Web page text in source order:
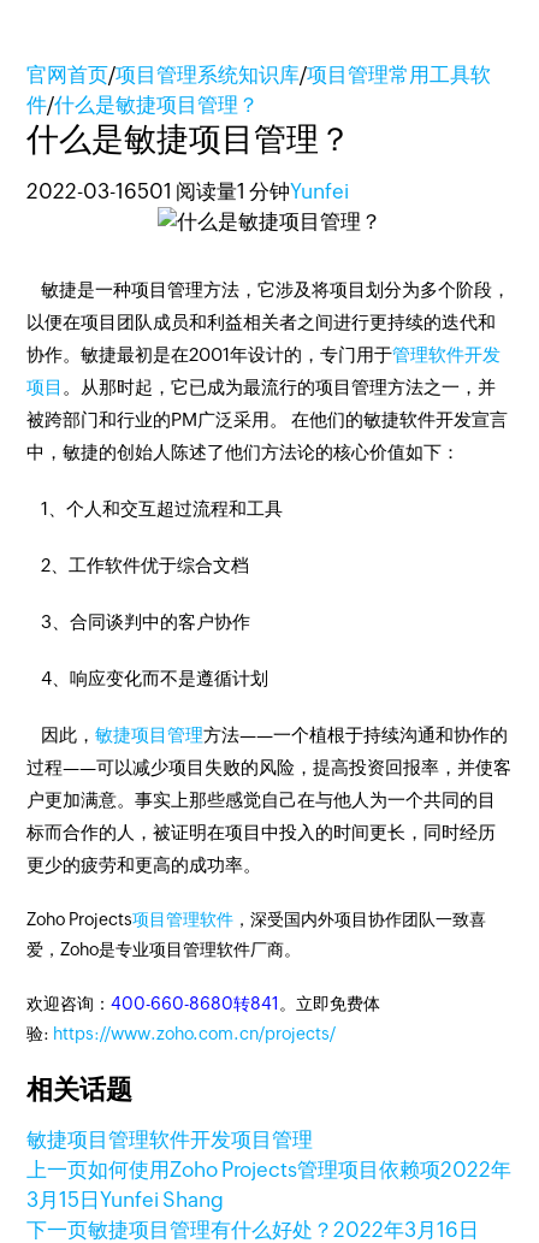
官网首页/项目管理系统知识库/项目管理常用工具软
件/什么是敏捷项目管理？
什么是敏捷项目管理？
2022-03-16501 阅读量1 分钟Yunfei
敏捷是一种项目管理方法，它涉及将项目划分为多个阶段，
以便在项目团队成员和利益相关者之间进行更持续的迭代和
协作。敏捷最初是在2001年设计的，专门用于管理软件开发
项目 。从那时起，它已成为最流行的项目管理方法之一，并
被跨部门和行业的PM广泛采用。 在他们的敏捷软件开发宣言
中，敏捷的创始人陈述了他们方法论的核心价值如下：
1、个人和交互超过流程和工具
2、工作软件优于综合文档
3、合同谈判中的客户协作
4、响应变化而不是遵循计划
因此，敏捷项目管理方法——一个植根于持续沟通和协作的
过程——可以减少项目失败的风险，提高投资回报率，并使客
户更加满意。事实上那些感觉自己在与他人为一个共同的目
标而合作的人，被证明在项目中投入的时间更长，同时经历
更少的疲劳和更高的成功率。
Zoho Projects项目管理软件 ，深受国内外项目协作团队一致喜
爱，Zoho是专业项目管理软件厂商。
欢迎咨询：400-660-8680转841 。立即免费体
验: https://www.zoho.com.cn/projects/
相关话题
敏捷项目管理软件开发项目管理
上一页如何使用Zoho Projects管理项目依赖项2022年
3月15日Yunfei Shang
下一页敏捷项目管理有什么好处？2022年3月16日